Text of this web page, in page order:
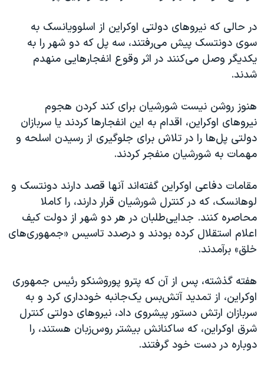
در حالی که نیروهای دولتی اوکراین از اسلوویانسک به
سوی دونتسک پیش می‌رفتند، سه پل که دو شهر را به
یکدیگر وصل می‌کنند در اثر وقوع انفجارهایی منهدم
شدند.
هنوز روشن نیست شورشیان برای کند کردن هجوم
نیروهای اوکراین، اقدام به این انفجارها کردند یا سربازان
دولتی پل‌ها را در تلاش برای جلوگیری از رسیدن اسلحه و
مهمات به شورشیان منفجر کردند.
مقامات دفاعی اوکراین گفته‌اند آنها قصد دارند دونتسک و
لوهانسک، که در کنترل شورشیان قرار دارند، را کاملا
محاصره کنند. جدایی‌طلبان در هر دو شهر از دولت کیف
اعلام استقلال کرده بودند و درصدد تاسیس «جمهوری‌های
خلق» برآمدند.
هفته گذشته، پس از آن که پترو پوروشنکو رئیس جمهوری
اوکراین، از تمدید آتش‌بس یک‌جانبه خودداری کرد و به
سربازان ارتش دستور پیشروی داد، نیروهای دولتی کنترل
شرق اوکراین، که ساکنانش بیشتر روس‌زبان هستند، را
دوباره در دست خود گرفتند.